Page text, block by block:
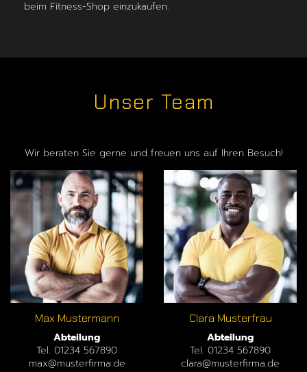
beim Fitness-Shop einzukaufen.
Unser Team
Wir beraten Sie gerne und freuen uns auf Ihren Besuch!
Max Mustermann
Abteilung
Tel. 01234 567890
max@musterfirma.de
Clara Musterfrau
Abteilung
Tel. 01234 567890
clara@musterfirma.de